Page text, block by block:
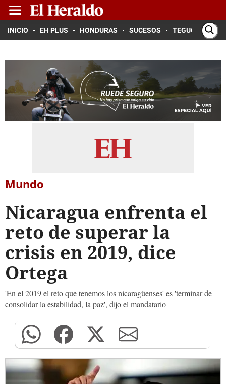
INICIO EH PLUS HONDURAS SUCESOS TEGUCIGALPA
Mundo
Nicaragua enfrenta el
reto de superar la
crisis en 2019, dice
Ortega
'En el 2019 el reto que tenemos los nicaragüenses' es 'terminar de
consolidar la estabilidad, la paz', dijo el mandatario